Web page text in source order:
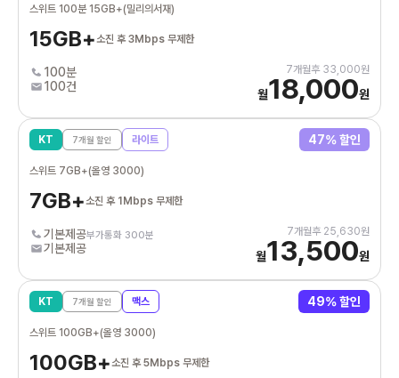
스위트 100분 15GB+(밀리의서재)
15GB+소진 후 3Mbps 무제한
100분
100건
7개월후 33,000원
월18,000원
KT 7개월 할인 라이트 47% 할인
스위트 7GB+(올영 3000)
7GB+소진 후 1Mbps 무제한
기본제공부가통화 300분
기본제공
7개월후 25,630원
월13,500원
KT 7개월 할인 맥스 49% 할인
스위트 100GB+(올영 3000)
100GB+소진 후 5Mbps 무제한